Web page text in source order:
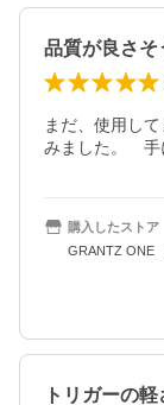
品質が良さそ
まだ、使用し
みました。　手
購入したストア
GRANTZ ONE
トリガーの軽